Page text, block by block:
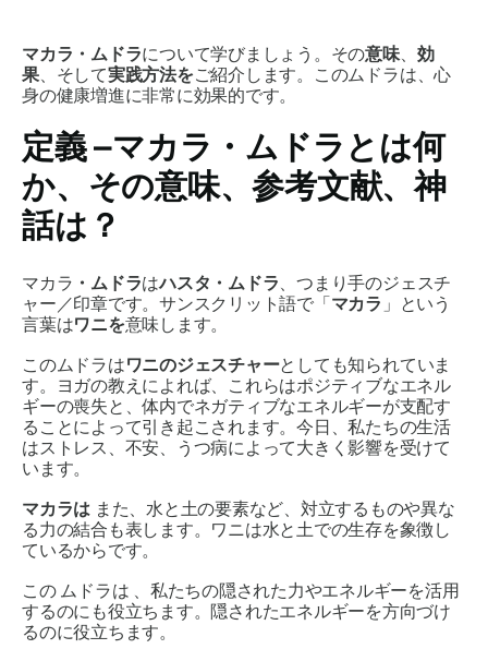
マカラ・ムドラについて学びましょう。その意味、 効
果、そして実践方法をご紹介します。このムドラは、心
身の健康増進に非常に効果的です。
定義 –マカラ・ムドラ とは何
か、その意味、参考文献、神
話は？
マカラ ・ムドラはハスタ・ ムドラ、つまり手のジェスチ
ャー／印章です。サンスクリット語で「マカラ 」という
言葉はワニを意味します。
このムドラはワニのジェスチャーとしても知られていま
す。ヨガの教えによれば、これらはポジティブなエネル
ギーの喪失と、体内でネガティブなエネルギーが支配す
ることによって引き起こされます。今日、私たちの生活
はストレス、不安、うつ病によって大きく影響を受けて
います。
マカラは また、水と土の要素など、対立するものや異な
る力の結合も表します。ワニは水と土での生存を象徴し
ているからです。
この ムドラは 、私たちの隠された力やエネルギーを活用
するのにも役立ちます。隠されたエネルギーを方向づけ
るのに役立ちます。